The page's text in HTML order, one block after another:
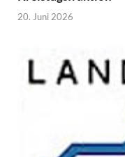
20. Juni 2026